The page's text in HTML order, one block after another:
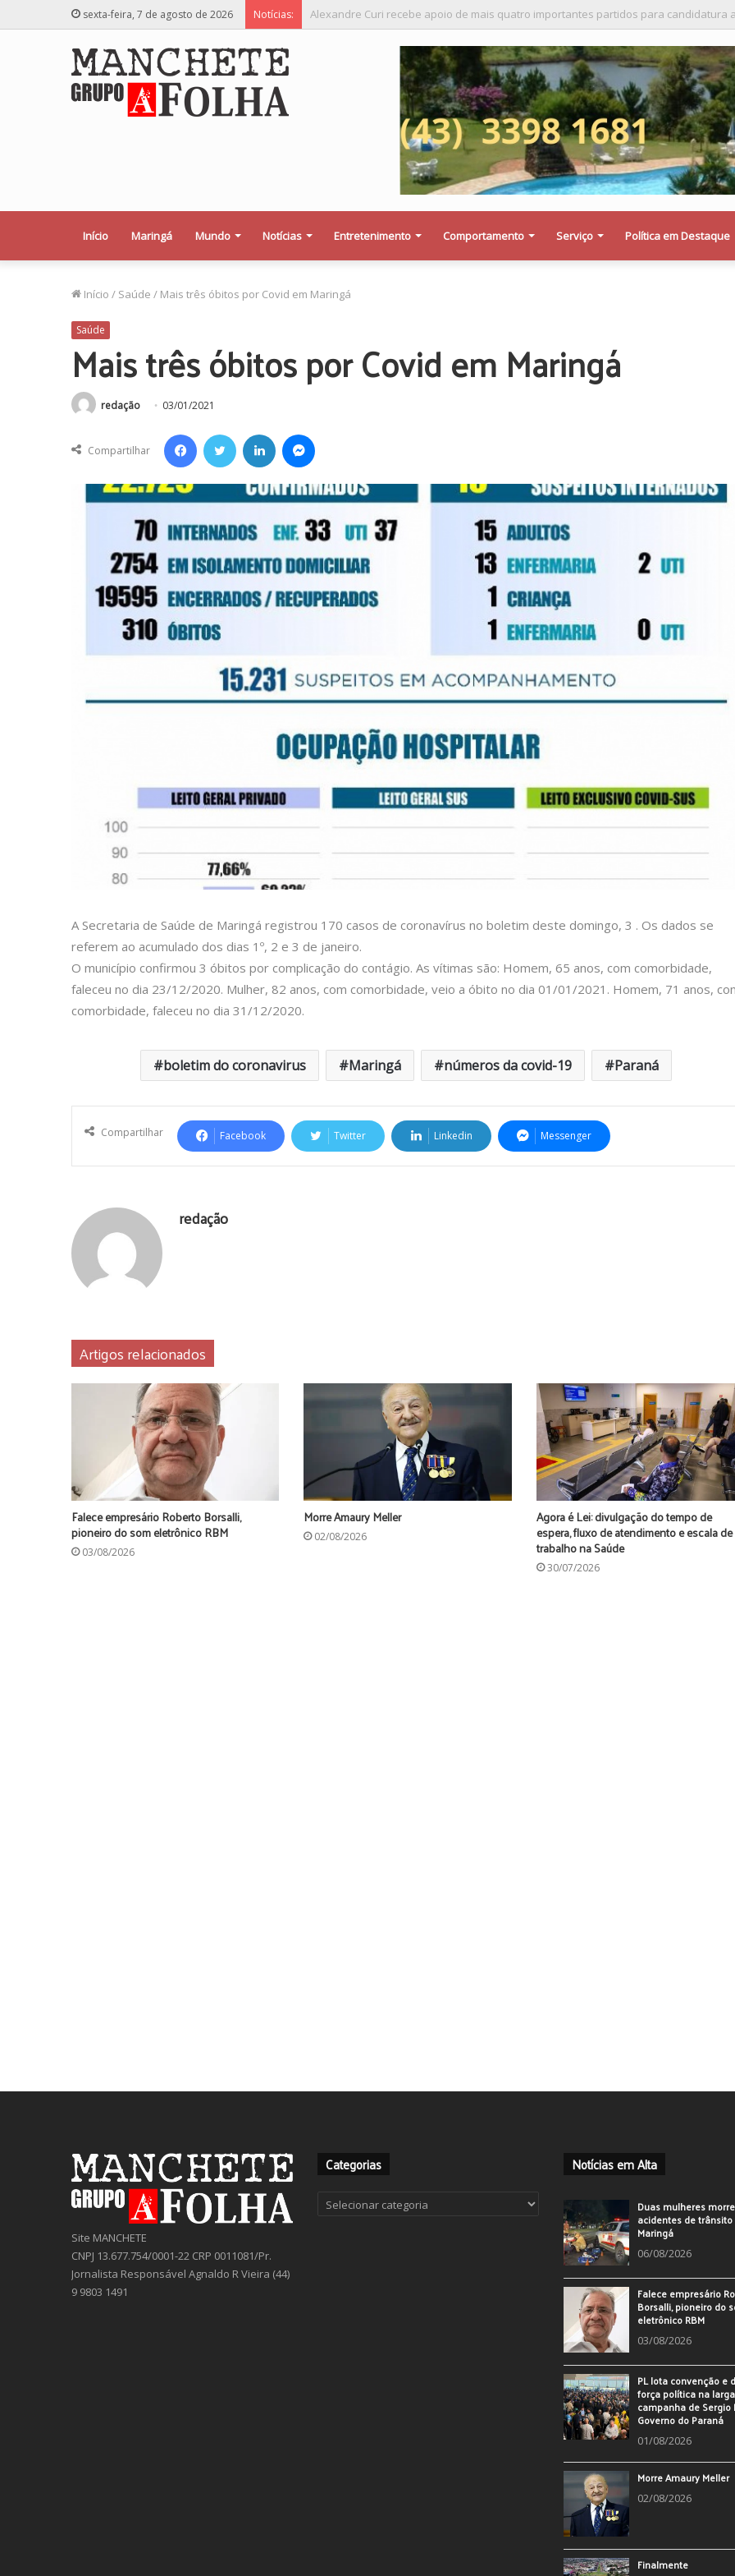
sexta-feira, 7 de agosto de 2026 Notícias: Relator deseja saber se a Procuradoria Jurídica da Câmara de Maringá deu
Início Maringá Mundo Notícias Entretenimento Comportamento Serviço Política em Destaque
Início / Saúde / Mais três óbitos por Covid em Maringá
Saúde
Mais três óbitos por Covid em Maringá
redação 03/01/2021
Compartilhar
A Secretaria de Saúde de Maringá registrou 170 casos de coronavírus no boletim deste domingo, 3 . Os dados se
referem ao acumulado dos dias 1º, 2 e 3 de janeiro.
O município confirmou 3 óbitos por complicação do contágio. As vítimas são: Homem, 65 anos, com comorbidade,
faleceu no dia 23/12/2020. Mulher, 82 anos, com comorbidade, veio a óbito no dia 01/01/2021. Homem, 71 anos,
comorbidade, faleceu no dia 31/12/2020.
boletim do coronavirus Maringá números da covid-19 Paraná
Compartilhar Facebook Twitter Linkedin Messenger
redação
Artigos relacionados
Falece empresário Roberto Borsalli,
pioneiro do som eletrônico RBM
03/08/2026
Morre Amaury Meller
02/08/2026
Agora é Lei: divulgação do tempo de
espera, fluxo de atendimento e escala de
trabalho na Saúde
30/07/2026
Site MANCHETE
CNPJ 13.677.754/0001-22 CRP 0011081/Pr.
Jornalista Responsável Agnaldo R Vieira (44)
9 9803 1491
Categorias
Categorias
Notícias em Alta
Duas mulheres
acidentes de
Maringá
06/08/2026
Falece empresário
Borsalli, pioneiro do
eletrônico RBM
03/08/2026
PL lota convenção e
força política na
campanha de Sergio
Governo do Paraná
01/08/2026
Morre Amaury Meller
02/08/2026
Finalmente